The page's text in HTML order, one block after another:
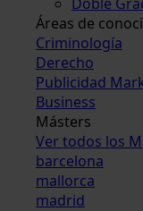
Áreas de
Criminología
Derecho
Publicidad
Business
Másters
Ver todos los
barcelona
mallorca
madrid